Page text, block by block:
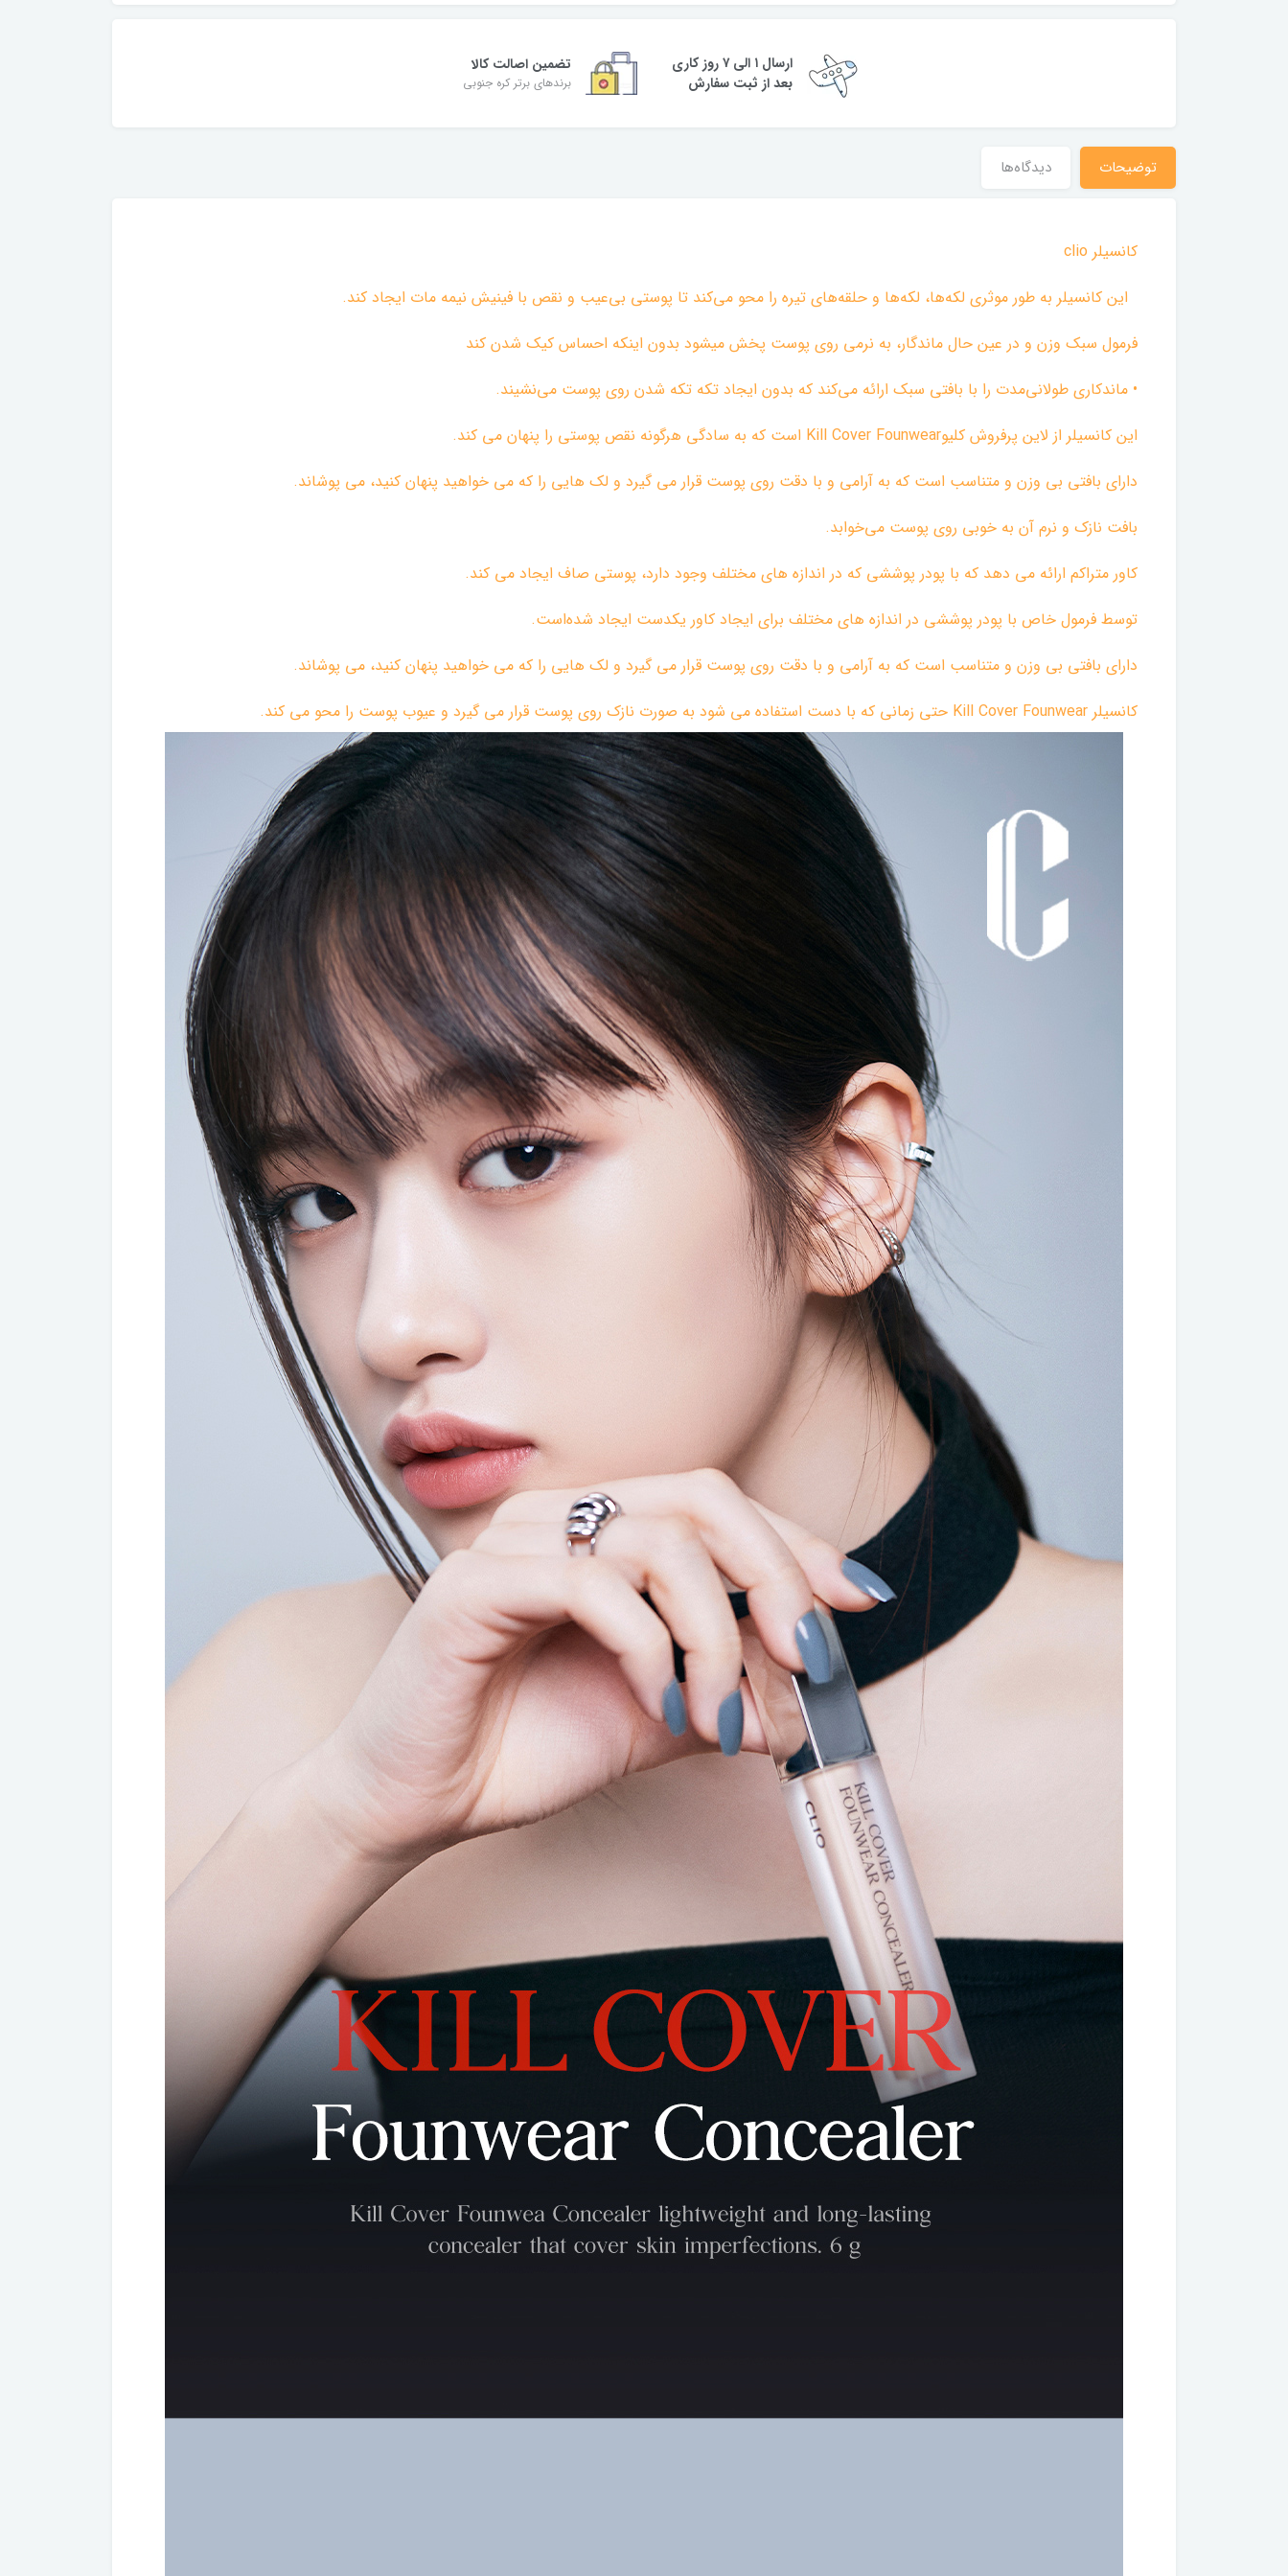
ارسال ۱ الی ۷ روز کاری
بعد از ثبت سفارش
تضمین اصالت کالا
برندهای برتر کره جنوبی
توضیحات دیدگاه‌ها
کانسیلر clio
‌ این کانسیلر به طور موثری لکه‌ها، لکه‌ها و حلقه‌های تیره را محو می‌کند تا پوستی بی‌عیب و نقص با فینیش نیمه مات ایجاد کند.
فرمول سبک وزن و در عین حال ماندگار، به نرمی روی پوست پخش میشود بدون اینکه احساس کیک شدن کند
• ماندکاری طولانی‌مدت را با بافتی سبک ارائه می‌کند که بدون ایجاد تکه تکه شدن روی پوست می‌نشیند.
این کانسیلر از لاین پرفروش کلیوKill Cover Founwear است که به سادگی هرگونه نقص پوستی را پنهان می کند.
دارای بافتی بی وزن و متناسب است که به آرامی و با دقت روی پوست قرار می گیرد و لک هایی را که می خواهید پنهان کنید، می پوشاند. ‌
بافت نازک و نرم آن به خوبی روی پوست می‌خوابد.
کاور متراکم ارائه می دهد که با پودر پوششی که در اندازه های مختلف وجود دارد، پوستی صاف ایجاد می کند.
توسط فرمول خاص با پودر پوششی در اندازه های مختلف برای ایجاد کاور یکدست ایجاد شده‌است.
دارای بافتی بی وزن و متناسب است که به آرامی و با دقت روی پوست قرار می گیرد و لک هایی را که می خواهید پنهان کنید، می پوشاند. ‌
کانسیلر Kill Cover Founwear حتی زمانی که با دست استفاده می شود به صورت نازک روی پوست قرار می گیرد و عیوب پوست را محو می کند.